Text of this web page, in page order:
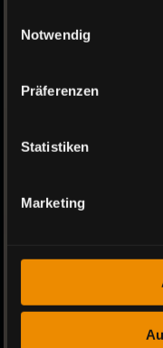
Notwendig
Präferenzen
Statistiken
Marketing